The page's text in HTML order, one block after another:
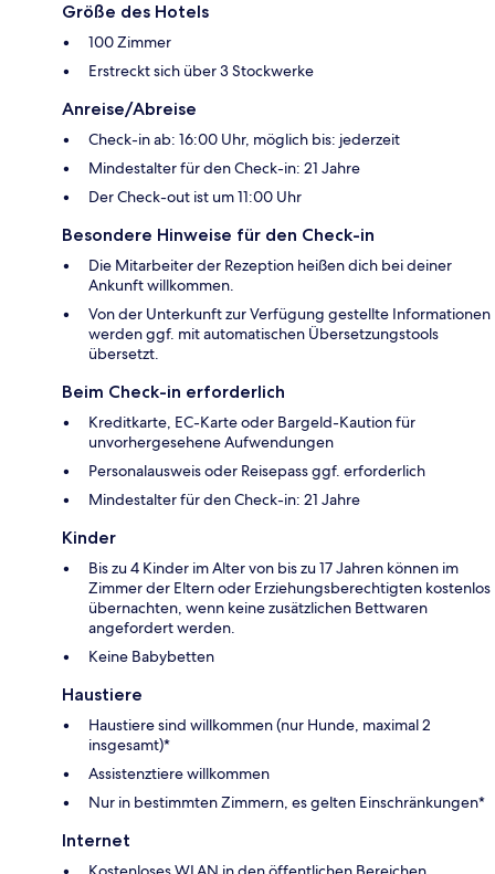
Größe des Hotels
100 Zimmer
Erstreckt sich über 3 Stockwerke
Anreise/Abreise
Check-in ab: 16:00 Uhr, möglich bis: jederzeit
Mindestalter für den Check-in: 21 Jahre
Der Check-out ist um 11:00 Uhr
Besondere Hinweise für den Check-in
Die Mitarbeiter der Rezeption heißen dich bei deiner
Ankunft willkommen.
Von der Unterkunft zur Verfügung gestellte Informationen
werden ggf. mit automatischen Übersetzungstools
übersetzt.
Beim Check-in erforderlich
Kreditkarte, EC-Karte oder Bargeld-Kaution für
unvorhergesehene Aufwendungen
Personalausweis oder Reisepass ggf. erforderlich
Mindestalter für den Check-in: 21 Jahre
Kinder
Bis zu 4 Kinder im Alter von bis zu 17 Jahren können im
Zimmer der Eltern oder Erziehungsberechtigten kostenlos
übernachten, wenn keine zusätzlichen Bettwaren
angefordert werden.
Keine Babybetten
Haustiere
Haustiere sind willkommen (nur Hunde, maximal 2
insgesamt)*
Assistenztiere willkommen
Nur in bestimmten Zimmern, es gelten Einschränkungen*
Internet